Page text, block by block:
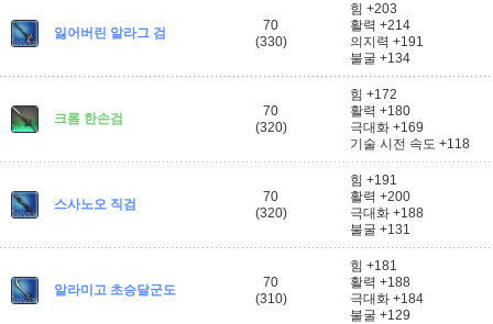
잃어버린 알라그 검
70
(330)
힘 +203
활력 +214
의지력 +191
불굴 +134
크롬 한손검
70
(320)
힘 +172
활력 +180
극대화 +169
기술 시전 속도 +118
스사노오 직검
70
(320)
힘 +191
활력 +200
극대화 +188
불굴 +131
알라미고 초승달군도
70
(310)
힘 +181
활력 +188
극대화 +184
불굴 +129